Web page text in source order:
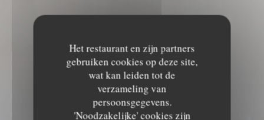
Het restaurant en zijn partners
gebruiken cookies op deze site,
wat kan leiden tot de
verzameling van
persoonsgegevens.
'Noodzakelijke' cookies zijn